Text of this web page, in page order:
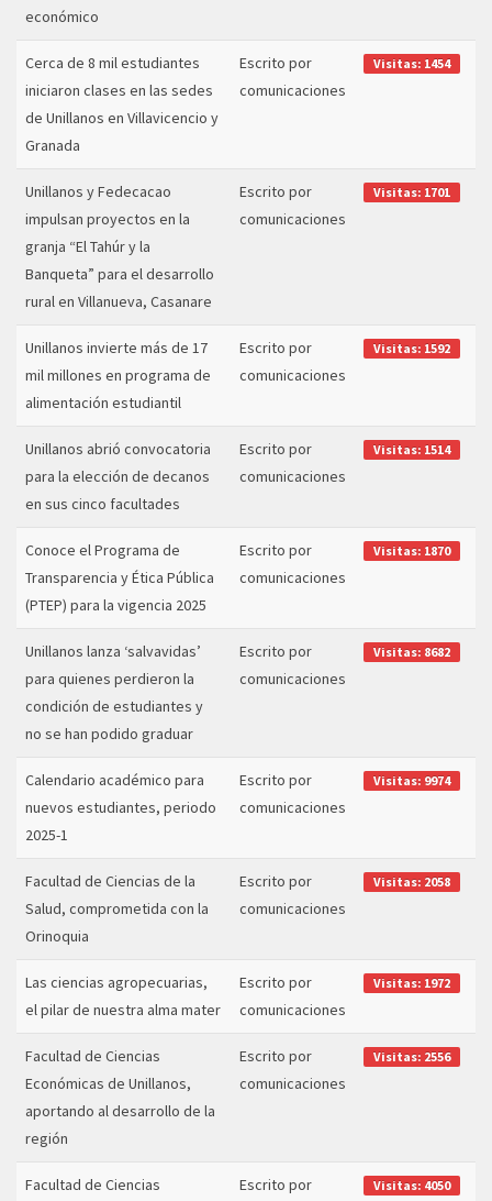
económico
Cerca de 8 mil estudiantes
iniciaron clases en las sedes
de Unillanos en Villavicencio y
Granada
Escrito por
comunicaciones
Visitas: 1454
Unillanos y Fedecacao
impulsan proyectos en la
granja “El Tahúr y la
Banqueta” para el desarrollo
rural en Villanueva, Casanare
Escrito por
comunicaciones
Visitas: 1701
Unillanos invierte más de 17
mil millones en programa de
alimentación estudiantil
Escrito por
comunicaciones
Visitas: 1592
Unillanos abrió convocatoria
para la elección de decanos
en sus cinco facultades
Escrito por
comunicaciones
Visitas: 1514
Conoce el Programa de
Transparencia y Ética Pública
(PTEP) para la vigencia 2025
Escrito por
comunicaciones
Visitas: 1870
Unillanos lanza ‘salvavidas’
para quienes perdieron la
condición de estudiantes y
no se han podido graduar
Escrito por
comunicaciones
Visitas: 8682
Calendario académico para
nuevos estudiantes, periodo
2025-1
Escrito por
comunicaciones
Visitas: 9974
Facultad de Ciencias de la
Salud, comprometida con la
Orinoquia
Escrito por
comunicaciones
Visitas: 2058
Las ciencias agropecuarias,
el pilar de nuestra alma mater
Escrito por
comunicaciones
Visitas: 1972
Facultad de Ciencias
Económicas de Unillanos,
aportando al desarrollo de la
región
Escrito por
comunicaciones
Visitas: 2556
Facultad de Ciencias
Escrito por
Visitas: 4050